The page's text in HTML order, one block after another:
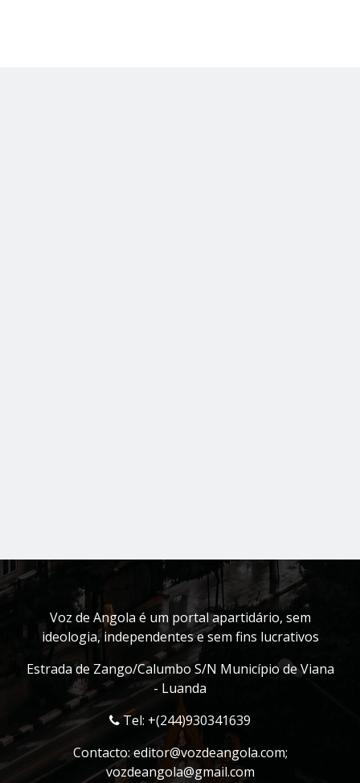
Voz de Angola é um portal apartidário, sem
ideologia, independentes e sem fins lucrativos
Estrada de Zango/Calumbo S/N Município de Viana
- Luanda
Tel: +(244)930341639
Contacto:editor@vozdeangola.com;
vozdeangola@gmail.com